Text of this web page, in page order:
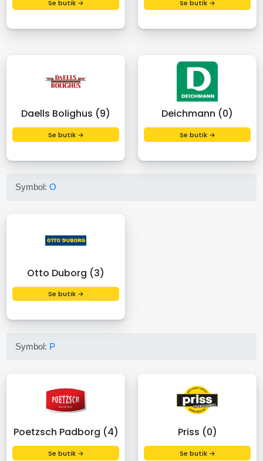
Se butik → Se butik →
Daells Bolighus (9)
Se butik →
Deichmann (0)
Se butik →
Symbol:O
Otto Duborg (3)
Se butik →
Symbol: P
Poetzsch Padborg (4)
Se butik →
Priss (0)
Se butik →